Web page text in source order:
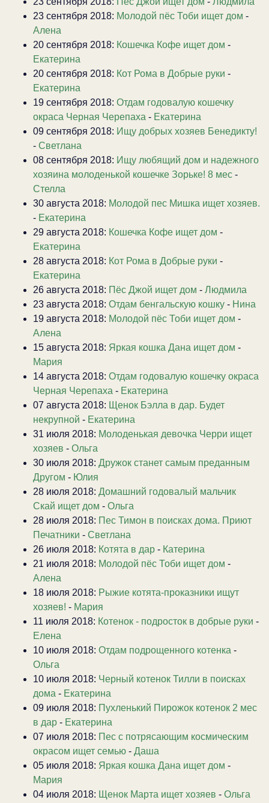
23 сентября 2018: Молодой пёс Тоби ищет дом -
Алена
20 сентября 2018: Кошечка Кофе ищет дом -
Екатерина
20 сентября 2018: Кот Рома в Добрые руки -
Екатерина
19 сентября 2018: Отдам годовалую кошечку
окраса Черная Черепаха - Екатерина
09 сентября 2018: Ищу добрых хозяев Бенедикту!
- Светлана
08 сентября 2018: Ищу любящий дом и надежного
хозяина молоденькой кошечке Зорьке! 8 мес -
Стелла
30 августа 2018: Молодой пес Мишка ищет хозяев.
- Екатерина
29 августа 2018: Кошечка Кофе ищет дом -
Екатерина
28 августа 2018: Кот Рома в Добрые руки -
Екатерина
26 августа 2018: Пёс Джой ищет дом - Людмила
23 августа 2018: Отдам бенгальскую кошку - Нина
19 августа 2018: Молодой пёс Тоби ищет дом -
Алена
15 августа 2018: Яркая кошка Дана ищет дом -
Мария
14 августа 2018: Отдам годовалую кошечку окраса
Черная Черепаха - Екатерина
07 августа 2018: Щенок Бэлла в дар. Будет
некрупной - Екатерина
31 июля 2018: Молоденькая девочка Черри ищет
хозяев - Ольга
30 июля 2018: Дружок станет самым преданным
Другом - Юлия
28 июля 2018: Домашний годовалый мальчик
Скай ищет дом - Ольга
28 июля 2018: Пес Тимон в поисках дома. Приют
Печатники - Светлана
26 июля 2018: Котята в дар - Катерина
21 июля 2018: Молодой пёс Тоби ищет дом -
Алена
18 июля 2018: Рыжие котята-проказники ищут
хозяев! - Мария
11 июля 2018: Котенок - подросток в добрые руки -
Елена
10 июля 2018: Отдам подрощенного котенка -
Ольга
10 июля 2018: Черный котенок Тилли в поисках
дома - Екатерина
09 июля 2018: Пухленький Пирожок котенок 2 мес
в дар - Екатерина
07 июля 2018: Пес с потрясающим космическим
окрасом ищет семью - Даша
05 июля 2018: Яркая кошка Дана ищет дом -
Мария
04 июля 2018: Щенок Марта ищет хозяев - Ольга